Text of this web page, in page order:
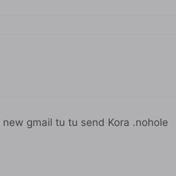
gmail tu tu send Kora .nohole